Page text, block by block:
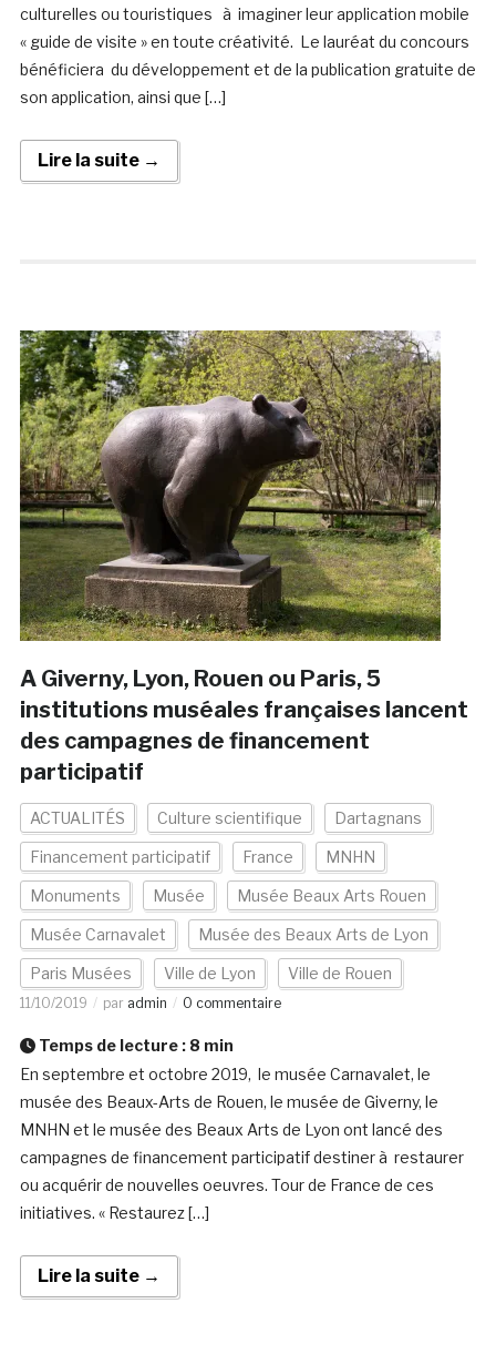
culturelles ou touristiques à imaginer leur application mobile
« guide de visite » en toute créativité. Le lauréat du concours
bénéficiera du développement et de la publication gratuite de
son application, ainsi que […]
Lire la suite →
A Giverny, Lyon, Rouen ou Paris, 5
institutions muséales françaises lancent
des campagnes de financement
participatif
ACTUALITÉS Culture scientifique Dartagnans
Financement participatif France MNHN
Monuments Musée Musée Beaux Arts Rouen
Musée Carnavalet Musée des Beaux Arts de Lyon
Paris Musées Ville de Lyon Ville de Rouen
11/10/2019 par admin 0 commentaire
Temps de lecture : 8 min
En septembre et octobre 2019, le musée Carnavalet, le
musée des Beaux-Arts de Rouen, le musée de Giverny, le
MNHN et le musée des Beaux Arts de Lyon ont lancé des
campagnes de financement participatif destiner à restaurer
ou acquérir de nouvelles oeuvres. Tour de France de ces
initiatives. « Restaurez […]
Lire la suite →